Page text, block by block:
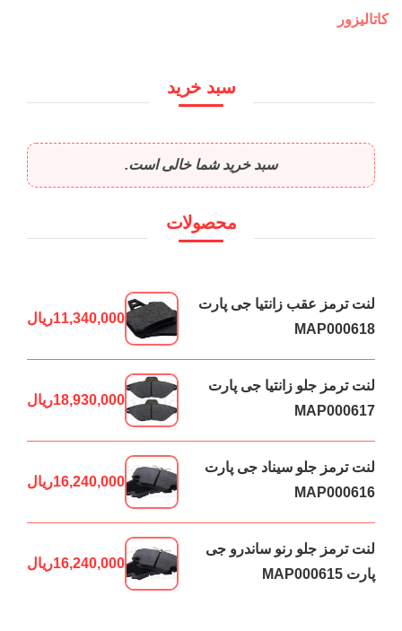
کاتالیزور
سبد خرید
سبد خرید شما خالی است.
محصولات
لنت ترمز عقب زانتیا جی پارت
MAP000618
11,340,000ریال
لنت ترمز جلو زانتیا جی پارت
MAP000617
18,930,000ریال
لنت ترمز جلو سیناد جی پارت
MAP000616
16,240,000ریال
لنت ترمز جلو رنو ساندرو جی
پارت MAP000615
16,240,000ریال